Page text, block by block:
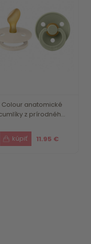
Colour anatomické
z prírodnéh...
11.95 €